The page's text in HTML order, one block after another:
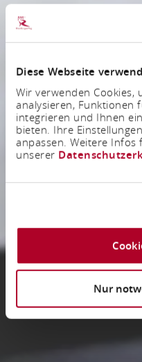
Diese Webseite
Wir verwenden Cookies,
analysieren, Funktionen
integrieren und Ihnen
bieten. Ihre
anpassen. Weitere Infos
unserer
Nur